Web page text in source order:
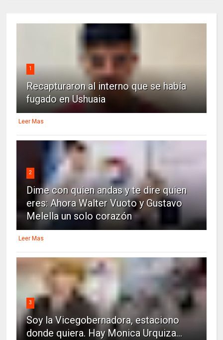
1
Recapturaron al interno que se había
fugado en Ushuaia
Leer Mas
2
Dime con quien andas y te dire quien
eres: Ahora Walter Vuoto y Gustavo
Melella un solo corazón
Leer Mas
3
Soy la Vicegobernadora, estaciono
donde quiera. Hay Monica Urquiza...